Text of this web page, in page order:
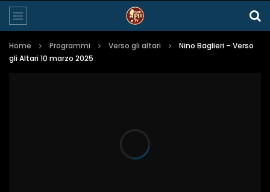
Home Programmi Verso gli altari
Nino Baglieri – Verso
gli Altari 10 marzo 2025